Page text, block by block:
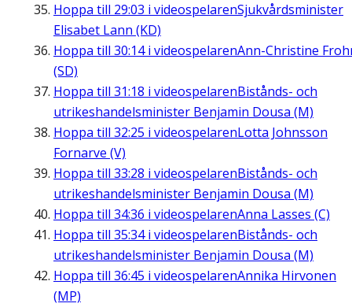
Hoppa till 29:03 i videospelarenSjukvårdsminister
Elisabet Lann (KD)
Hoppa till 30:14i videospelarenAnn-Christine
(SD)
Hoppa till 31:18 i videospelarenBistånds- och
utrikeshandelsminister Benjamin Dousa (M)
Hoppa till 32:25 i videospelarenLotta Johnsson
Fornarve (V)
Hoppa till 33:28 i videospelarenBistånds- och
utrikeshandelsminister Benjamin Dousa (M)
Hoppa till 34:36 i videospelarenAnna Lasses (C)
Hoppa till 35:34i videospelarenBistånds- och
utrikeshandelsminister Benjamin Dousa (M)
Hoppa till 36:45 i videospelarenAnnika Hirvonen
(MP)